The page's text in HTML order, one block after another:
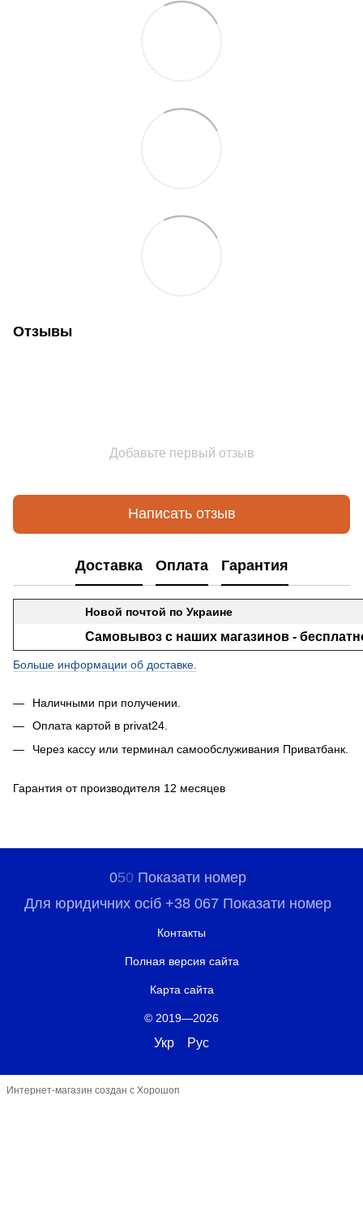
Отзывы
Добавьте первый отзыв
Написать отзыв
Доставка Оплата Гарантия
Новой почтой по Украине
Самовывоз с наших магазинов -
Больше информации об доставке.
Наличными при получении.
Оплата картой в privat24.
Через кассу или терминал самообслуживания Приватбанк.
Гарантия от производителя 12 месяцев
050 Показати номер
Для юридичних осіб +38 067 Показати номер
Контакты
Полная версия сайта
Карта сайта
© 2019—2026
Укр Рус
Интернет-магазин создан с Хорошоп